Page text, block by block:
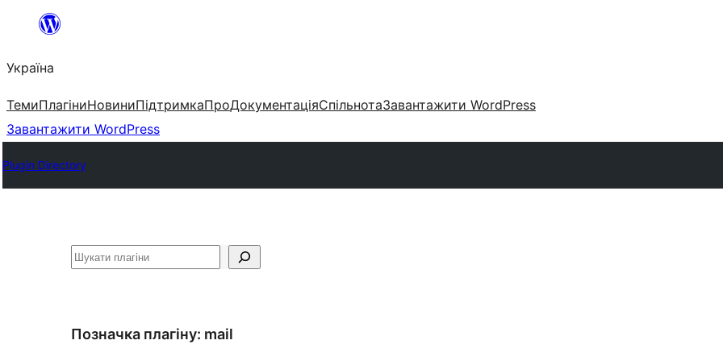
Перейти
вмісту
Україна
ТемиПлагіниНовиниПідтримкаПроДокументаціяСпільнотаЗавантажити WordPress
Завантажити WordPress
Plugin Directory
Пошук
Позначка плагіну: mail